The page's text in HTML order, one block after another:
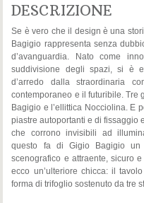
DESCRIZIONE
Se è vero che il design è una
Bagigio rappresenta senza
d’avanguardia. Nato come
suddivisione degli spazi, si è
d’arredo dalla straordinaria
contemporaneo e il futuribile. Tre
Bagigio e l’ellittica Nocciolina. E
piastre autoportanti e di fissaggio
che corrono invisibili ad
questo fa di Gigio Bagigio
scenografico e attraente, sicuro
ecco un’ulteriore chicca: il
forma di trifoglio sostenuto da tre